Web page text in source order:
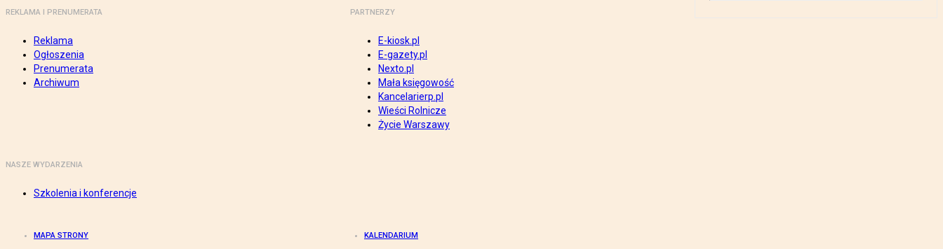
REKLAMA I PRENUMERATA
Reklama
Ogłoszenia
Prenumerata
Archiwum
PARTNERZY
E-kiosk.pl
E-gazety.pl
Nexto.pl
Mała księgowość
Kancelarierp.pl
Wieści Rolnicze
Życie Warszawy
NASZE WYDARZENIA
Szkolenia i konferencje
MAPA STRONY KALENDARIUM